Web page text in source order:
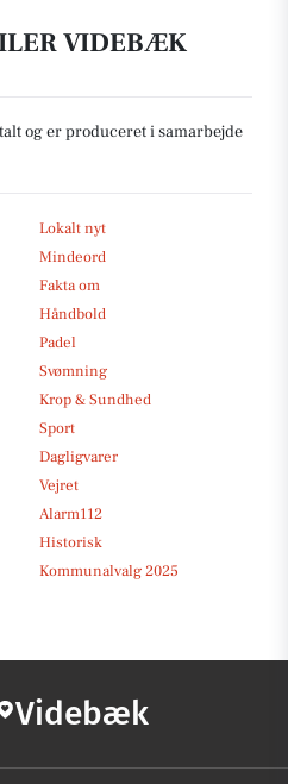
VIDEBÆK
og er produceret i samarbejde
Lokalt nyt
Mindeord
Fakta om
Håndbold
Padel
Svømning
Krop & Sundhed
Sport
Dagligvarer
Vejret
Alarm112
Historisk
Kommunalvalg 2025
Videbæk